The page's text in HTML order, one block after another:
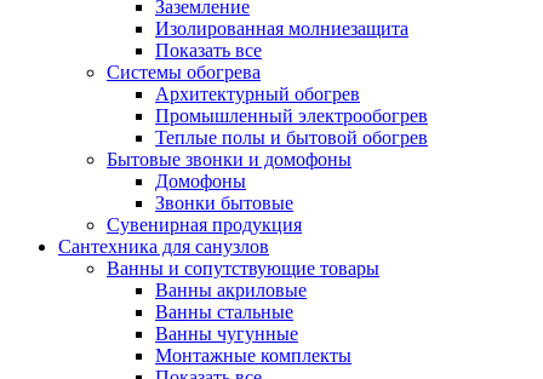
Заземление
Изолированная молниезащита
Показать все
Системы обогрева
Архитектурный обогрев
Промышленный электрообогрев
Теплые полы и бытовой обогрев
Бытовые звонки и домофоны
Домофоны
Звонки бытовые
Сувенирная продукция
Сантехника для санузлов
Ванны и сопутствующие товары
Ванны акриловые
Ванны стальные
Ванны чугунные
Монтажные комплекты